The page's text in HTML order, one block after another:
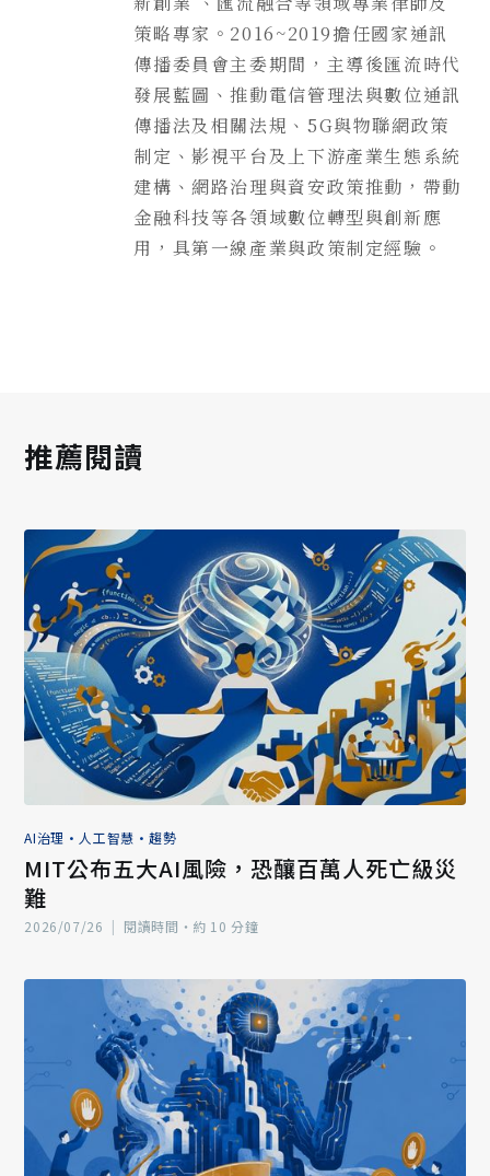
策略專家。2016~2019擔任國家通訊
傳播委員會主委期間，主導後匯流時代
發展藍圖、推動電信管理法與數位通訊
傳播法及相關法規、5G與物聯網政策
制定、影視平台及上下游產業生態系統
建構、網路治理與資安政策推動，帶動
金融科技等各領域數位轉型與創新應
用，具第一線產業與政策制定經驗。
推薦閱讀
AI治理 • 人工智慧 •趨勢
MIT公布五大AI風險，恐釀百萬人死亡級災
難
2026/07/26 | 閱讀時間‧約 10 分鐘